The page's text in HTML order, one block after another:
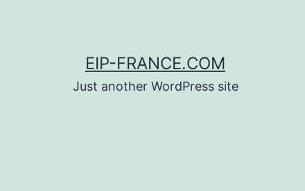
EIP-FRANCE.COM
Just another WordPress site